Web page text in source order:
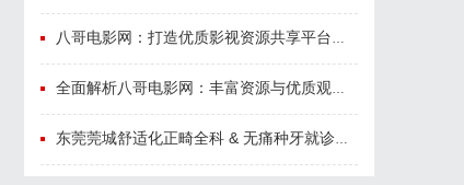
八哥电影网：打造优质影视资源共享平台的创新之路
全面解析八哥电影网：丰富资源与优质观影体验的终极指南
东莞莞城舒适化正畸全科 & 无痛种牙就诊避坑攻略